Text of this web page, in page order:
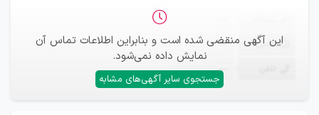
این آگهی منقضی شده است و بنابراین اطلاعات تماس آن
نمایش داده نمی‌شود.
جستجوی سایر آگهی‌های مشابه
ایمیل —
—